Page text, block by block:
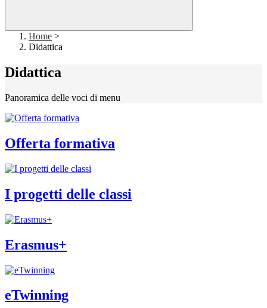
Home >
Didattica
Didattica
Panoramica delle voci di menu
Offerta formativa
I progetti delle classi
Erasmus+
eTwinning